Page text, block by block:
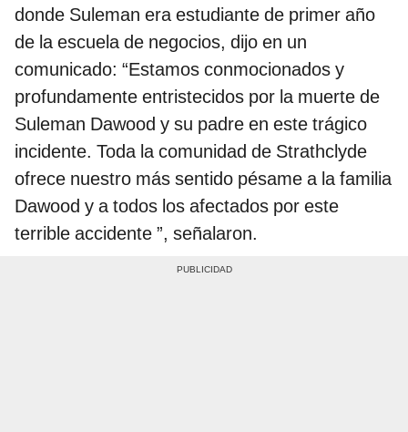
donde Suleman era estudiante de primer año
de la escuela de negocios, dijo en un
comunicado: “Estamos conmocionados y
profundamente entristecidos por la muerte de
Suleman Dawood y su padre en este trágico
incidente. Toda la comunidad de Strathclyde
ofrece nuestro más sentido pésame a la familia
Dawood y a todos los afectados por este
terrible accidente ”, señalaron.